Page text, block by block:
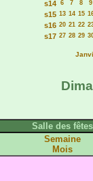
s14 6 7 8 9
s15 13 14 15
s16 20 21 22
s17 27 28 29
Salle des fêtes
Semaine
Mois